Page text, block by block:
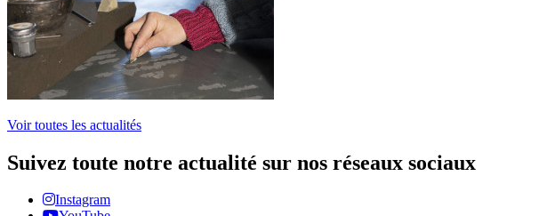
Voir toutes les actualités
Suivez toute notre actualité sur nos réseaux sociaux
Instagram